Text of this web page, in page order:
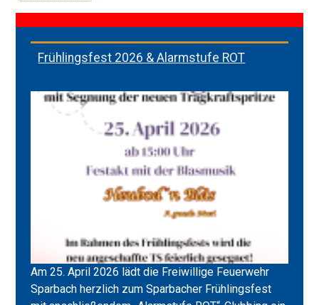
Frühlingsfest 2026 & Alarmstufe ROT
Am 25. April 2026 lädt die Freiwillige Feuerwehr
Sparbach herzlich zum Sparbacher Frühlingsfest